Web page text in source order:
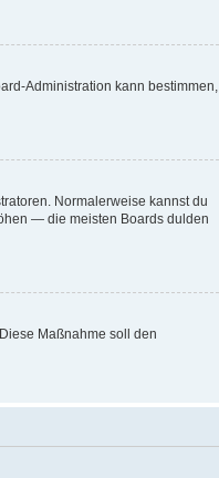
Administration kann bestimmen,
Normalerweise kannst du
— die meisten Boards dulden
Maßnahme soll den